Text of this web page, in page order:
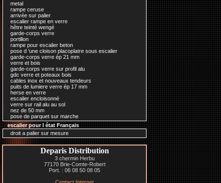
metal
rampe ceruse
arrivée sur palier
escalier rampe en verre
hêtre teinté wengé
garde-corps verre
portillon
rampe pour escalier beton
pose d 'une cloison placoplatre sous escalier
garde-corps verre ép 21 mm
verre et bois
garde-corps verre sur profil alu
gdc verre et poteaux bois
cables inox et nouveaux tendeurs
puits de lumiere verre ép 17 mm
herse en verre
escalier encloisonné
verre sur rail alu au sol
nez de 50 mm
pose de parquet sur marche
escalier pour l état Français
droit a palier sur mesure
Deparis Distribution
3 chermin Herbu
77170 Brie-Comte-Robert
Port. : 06 08 50 08 05